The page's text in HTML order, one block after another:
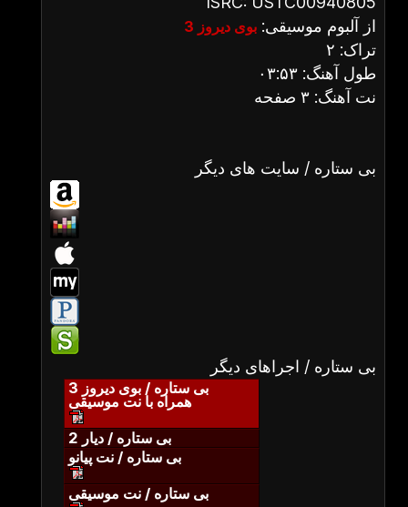
از آلبوم موسیقی: بوی دیروز 3
تراک: ۲
طول آهنگ: ۰۳:۵۳
نت آهنگ: ۳ صفحه
بی ستاره / سایت های دیگر
بی ستاره / اجراهای دیگر
بی ستاره / بوی دیروز 3
همراه با نت موسیقی
بی ستاره / دیار 2
بی ستاره / نت پیانو
بی ستاره / نت موسیقی